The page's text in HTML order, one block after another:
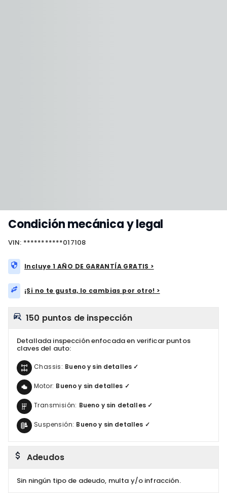
Condición mecánica y legal
VIN: ***********017108
Incluye 1 AÑO DE GARANTÍA GRATIS >
¡Si no te gusta, lo cambias por otro! >
150 puntos de inspección
Detallada inspección enfocada en verificar puntos
claves del auto:
Chassis: Bueno y sin detalles ✓
Motor: Bueno y sin detalles ✓
Transmisión: Bueno y sin detalles ✓
Suspensión: Bueno y sin detalles ✓
Adeudos
Sin ningún tipo de adeudo, multa y/o infracción.